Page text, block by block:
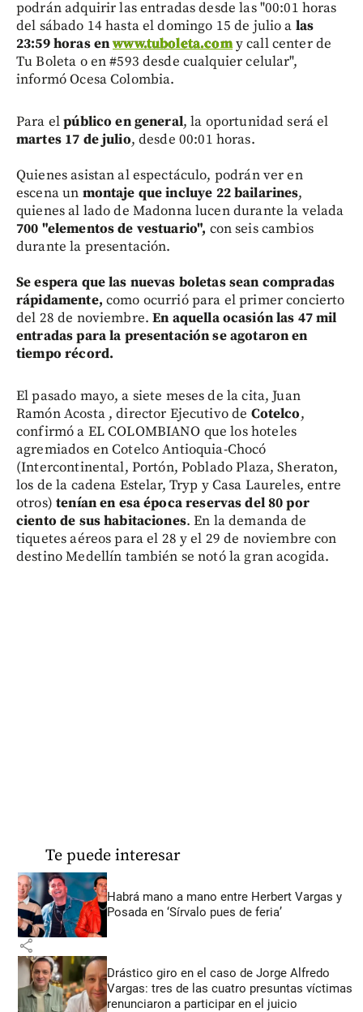
podrán adquirir las entradas desde las "00:01 horas
del sábado 14 hasta el domingo 15 de julio a las
23:59 horas enwww.tuboleta.comy call center de
Tu Boleta o en #593 desde cualquier celular",
informó Ocesa Colombia.
Para elpúblico en general, la oportunidad será el
martes 17 de julio, desde 00:01 horas.
Quienes asistan al espectáculo, podrán ver en
escena un montaje que incluye 22 bailarines,
quienes al lado de Madonna lucen durante la velada
700 "elementos de vestuario", con seis cambios
durante la presentación.
Se espera que las nuevas boletas sean compradas
rápidamente, como ocurrió para el primer concierto
del 28 de noviembre.En aquella ocasión las 47 mil
entradas para la presentación se agotaron en
tiempo récord.
El pasado mayo, a siete meses de la cita, Juan
Ramón Acosta , director Ejecutivo de Cotelco,
confirmó a EL COLOMBIANO que los hoteles
agremiados en Cotelco Antioquia-Chocó
(Intercontinental, Portón, Poblado Plaza, Sheraton,
los de la cadena Estelar, Tryp y Casa Laureles, entre
otros)tenían en esa época reservas del 80 por
ciento de sus habitaciones. En la demanda de
tiquetes aéreos para el 28 y el 29 de noviembre con
destino Medellín también se notó la gran acogida.
Te puede interesar
Habrá mano a mano entre Herbert Vargas y
Posada en ‘Sírvalo pues de feria’
share
Drástico giro en el caso de Jorge Alfredo
Vargas: tres de las cuatro presuntas víctimas
renunciaron a participar en el juicio